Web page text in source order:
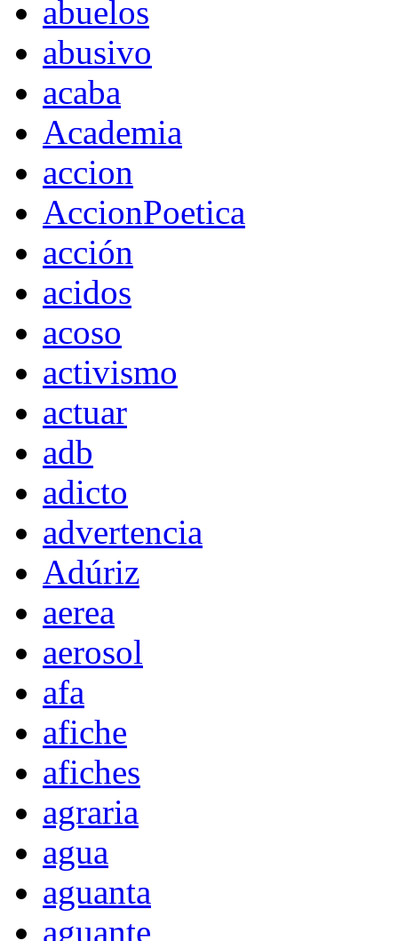
abuelos
abusivo
acaba
Academia
accion
AccionPoetica
acción
acidos
acoso
activismo
actuar
adb
adicto
advertencia
Adúriz
aerea
aerosol
afa
afiche
afiches
agraria
agua
aguanta
aguante